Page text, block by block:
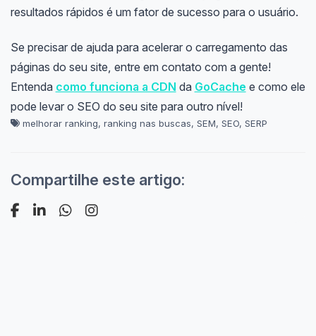
resultados rápidos é um fator de sucesso para o usuário.
Se precisar de ajuda para acelerar o carregamento das
páginas do seu site, entre em contato com a gente!
Entenda como funciona a CDN da GoCache e como ele
pode levar o SEO do seu site para outro nível!
melhorar ranking, ranking nas buscas, SEM, SEO, SERP
Compartilhe este artigo: